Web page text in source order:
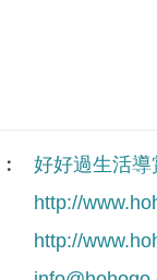
好好過生活導
http://
http://